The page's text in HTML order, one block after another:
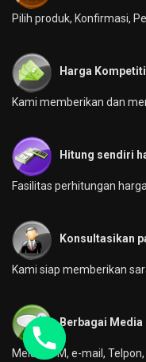
Pilih produk, Konfirmasi,
Harga
Kami memberikan dan
Hitung sendiri
Fasilitas perhitungan
Konsultasikan
Kami siap memberikan
Berbagai Media
Melalui YM, e-mail,